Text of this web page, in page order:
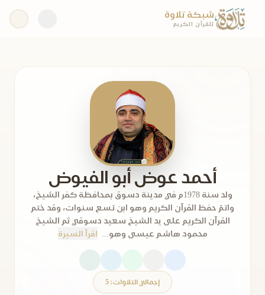
شبكة تلاوة
للقرآن الكريم
أحمد عوض أبو الفيوض
ولد سنة 1978م في مدينة دسوق بمحافظة كفر الشيخ،
واتمّ حفظ القرآن الكريم وهو ابن تسع سنوات، وقد ختم
القرآن الكريم على يد الشيخ سعيد دسوقي ثم الشيخ
محمود هاشم عيسى وهو...
اقرأ السيرة
إجمالي التلاوات: 5